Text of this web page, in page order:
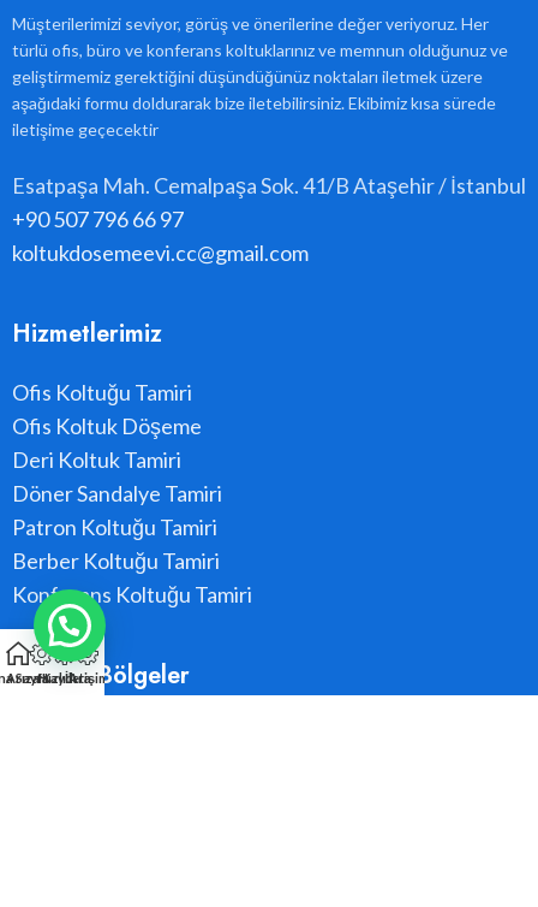
Müşterilerimizi seviyor, görüş ve önerilerine değer veriyoruz. Her
türlü ofis, büro ve konferans koltuklarınız ve memnun olduğunuz ve
geliştirmemiz gerektiğini düşündüğünüz noktaları iletmek üzere
aşağıdaki formu doldurarak bize iletebilirsiniz. Ekibimiz kısa sürede
iletişime geçecektir
Esatpaşa Mah. Cemalpaşa Sok. 41/B Ataşehir / İstanbul
+90 507 796 66 97
koltukdosemeevi.cc@gmail.com
Hizmetlerimiz
Ofis Koltuğu Tamiri
Ofis Koltuk Döşeme
Deri Koltuk Tamiri
Döner Sandalye Tamiri
Patron Koltuğu Tamiri
Berber Koltuğu Tamiri
Konferans Koltuğu Tamiri
Hizmet Bölgeler
Sayfa
Arıza Kaydı
Hızlı Ara
İletişim